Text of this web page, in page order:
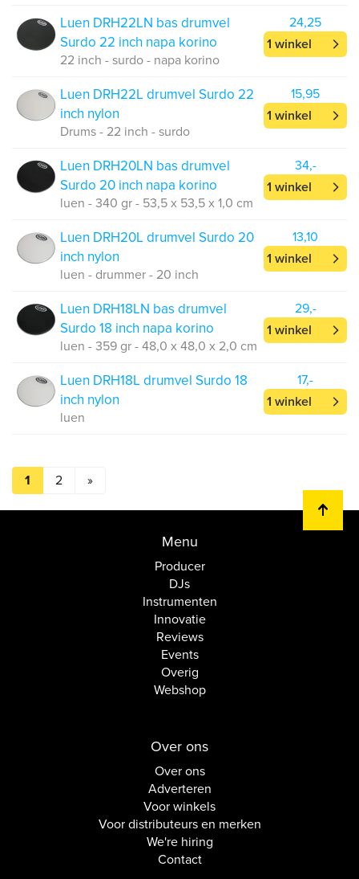
Luen DRH22LN bas drumvel
Surdo 22 inch napa korino
22 inch - surdo - napa korino
24,25
1 winkel
Luen DRH22L drumvel Surdo 22
inch nylon
Drums - 22 inch - surdo
15,95
1 winkel
Luen DRH20LN bas drumvel
Surdo 20 inch napa korino
luen - 340 gr - 53,5 x 53,5 x 1,0 cm
34,-
1 winkel
Luen DRH20L drumvel Surdo 20
inch nylon
luen - drummer - 20 inch
13,10
1 winkel
Luen DRH18LN bas drumvel
Surdo 18 inch napa korino
luen - 359 gr - 48,0 x 48,0 x 2,0 cm
29,-
1 winkel
Luen DRH18L drumvel Surdo 18
inch nylon
luen
17,-
1 winkel
1 2 »
Menu
Producer
DJs
Instrumenten
Innovatie
Reviews
Events
Overig
Webshop
Over ons
Over ons
Adverteren
Voor winkels
Voor distributeurs en merken
We're hiring
Contact